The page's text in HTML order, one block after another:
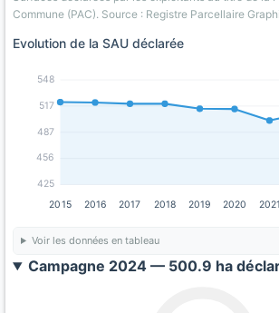
Commune (PAC). Source : Registre Parcellaire
Evolution de la SAU déclarée
425
456
487
517
548
2015 2016 2017 2018 2019 2020 2021
Voir les données en tableau
Campagne 2024 — 500.9 ha